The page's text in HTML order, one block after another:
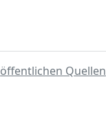
öffentlichen Quellen